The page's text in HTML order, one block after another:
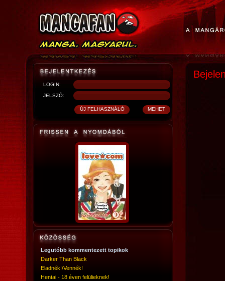
LOGIN:
JELSZÓ:
Legutóbb kommentezett topikok
Darker Than Black
Eladnék!/Vennék!
Hentai - 18 éven felülieknek!